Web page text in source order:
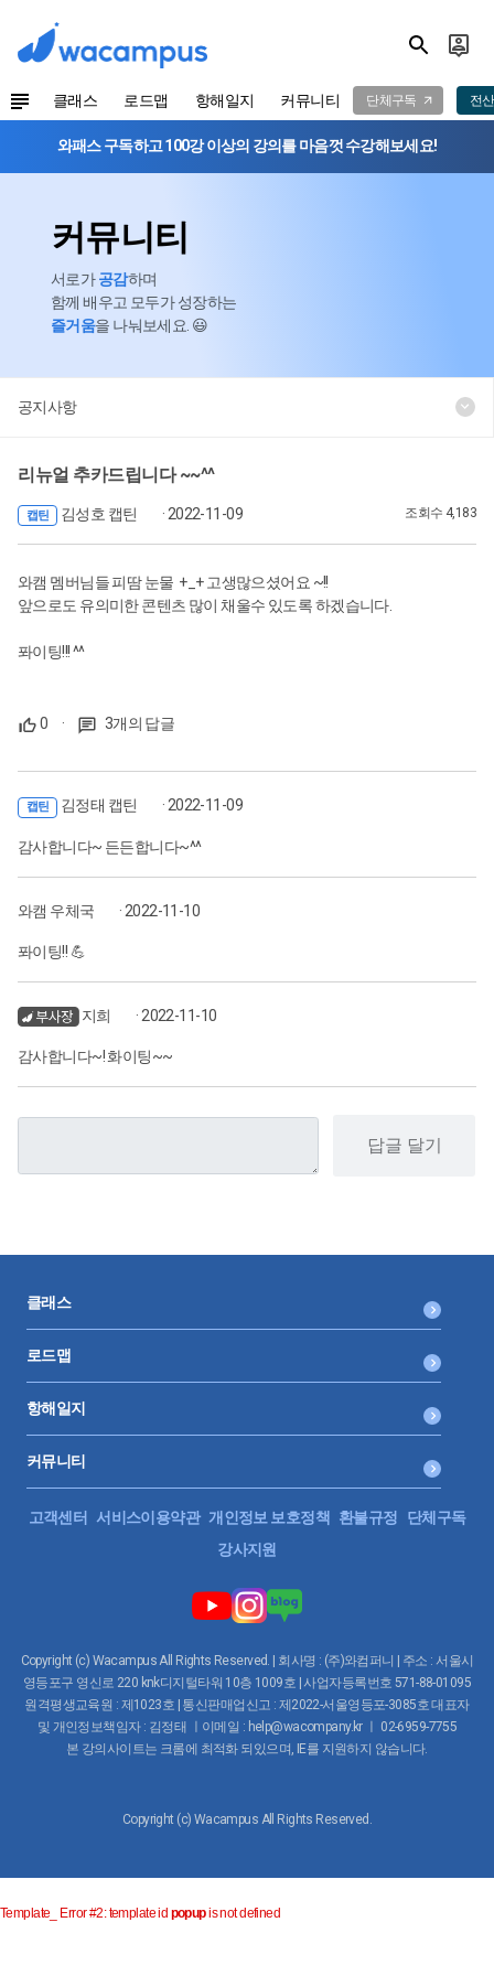
클래스 로드맵 항해일지 커뮤니티 단체구독 전
와패스 구독하고 100강 이상의 강의를 마음껏 수강해보세요!
커뮤니티
서로가공감하며
함께 배우고 모두가 성장하는
즐거움을 나눠보세요. 😃
공지사항
리뉴얼 추카드립니다 ~~^^
캡틴 김성호 캡틴 · 2022-11-09 조회수 4,183
와캠 멤버님들 피땀 눈물 +_+ 고생많으셨어요 ~!!
앞으로도 유의미한 콘텐츠 많이 채울수 있도록 하겠습니다.
퐈이팅!!! ^^
0 · 3개의 답글
캡틴 김정태 캡틴 · 2022-11-09
감사합니다~ 든든합니다~^^
와캠 우체국 · 2022-11-10
퐈이팅!! 💪
지희 · 2022-11-10
감사합니다~! 화이팅~~
답글 달기
클래스
로드맵
항해일지
커뮤니티
고객센터 서비스이용약관 개인정보 보호정책 환불규정
단체구독
강사지원
Copyright (c) Wacampus All Rights Reserved. | 회사명 : (주)와컴퍼니 | 주소 : 서울시
영등포구 영신로 220 knk디지털타워 10층 1009호 | 사업자등록번호 571-88-01095
원격평생교육원 : 제1023호 | 통신판매업신고 : 제2022-서울영등포-3085호 대표자
및 개인정보책임자 : 김정태 ㅣ이메일 : help@wacompany.kr ㅣ 02-6959-7755
본 강의사이트는 크롬에 최적화 되있으며, IE를 지원하지 않습니다.
Copyright (c) Wacampus All Rights Reserved.
Template_ Error #2: template id popupis not defined